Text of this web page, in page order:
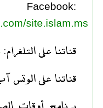
Facebook:
site.islam.ms
قناتنا على التلغرام:
قناتنا على الوتس